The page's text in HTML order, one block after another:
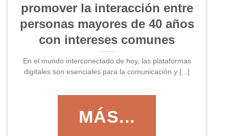
promover la interacción entre
personas mayores de 40 años
con intereses comunes
En el mundo interconectado de hoy, las plataformas
digitales son esenciales para la comunicación y [...]
MÁS...